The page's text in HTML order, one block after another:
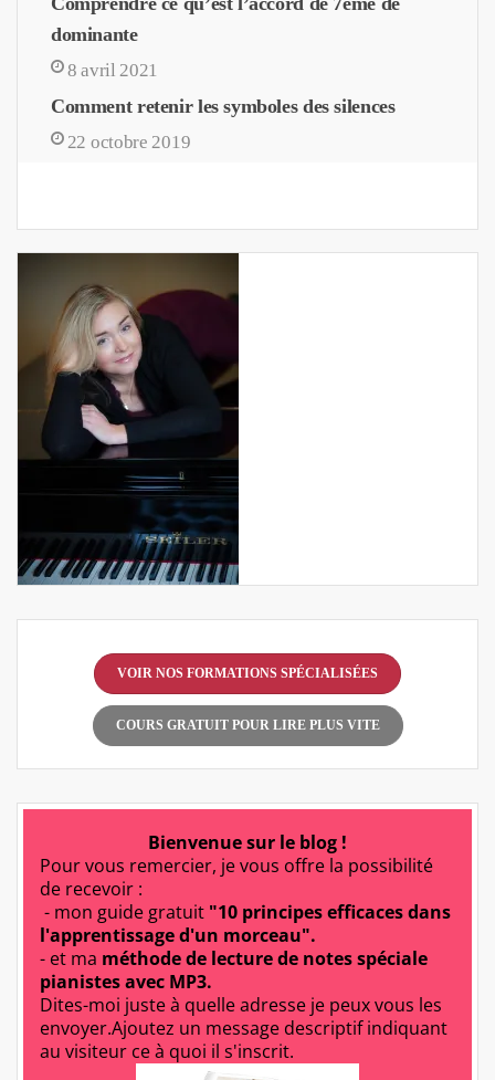
dominante
8 avril 2021
Comment retenir les symboles des silences
22 octobre 2019
VOIR NOS FORMATIONS SPÉCIALISÉES
COURS GRATUIT POUR LIRE PLUS VITE